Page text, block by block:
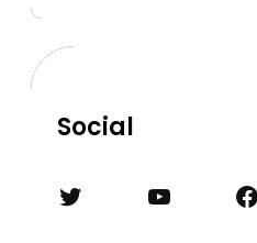
Social
Twitter YouTube Facebook